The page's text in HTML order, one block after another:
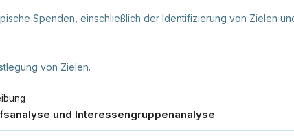
Spenden, einschließlich der Identifizierung von Zielen
von Zielen.